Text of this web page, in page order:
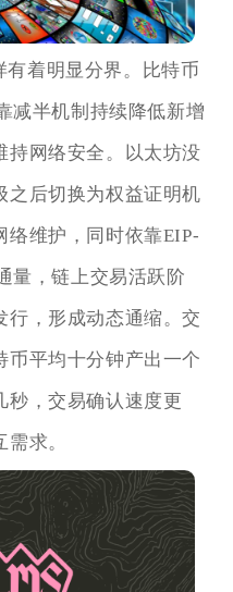
着明显分界。比特币
减半机制持续降低新增
持网络安全。以太坊没
之后切换为权益证明机
络维护，同时依靠EIP-
量，链上交易活跃阶
行，形成动态通缩。交
币平均十分钟产出一个
秒，交易确认速度更
求。